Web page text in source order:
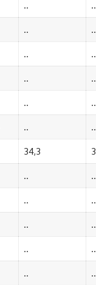
.. ..
.. ..
.. ..
.. ..
.. ..
.. ..
34,3
.. ..
.. ..
.. ..
.. ..
.. ..